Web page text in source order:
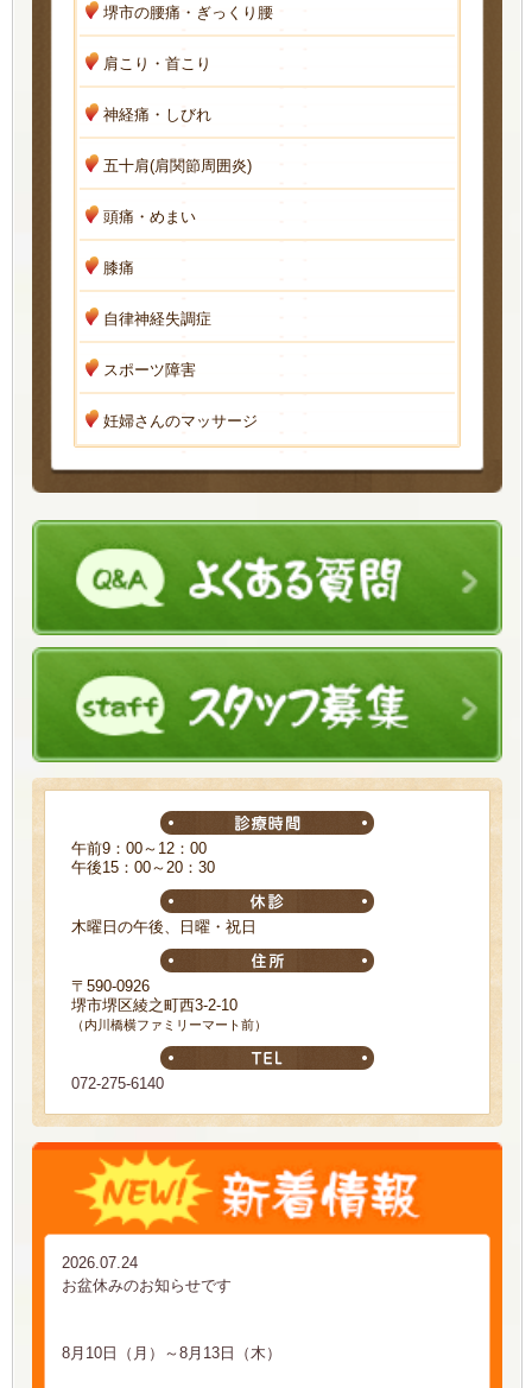
堺市の腰痛・ぎっくり腰
肩こり・首こり
神経痛・しびれ
五十肩(肩関節周囲炎)
頭痛・めまい
膝痛
自律神経失調症
スポーツ障害
妊婦さんのマッサージ
午前9：00～12：00
午後15：00～20：30
木曜日の午後、日曜・祝日
〒590-0926
堺市堺区綾之町西3-2-10
（内川橋横ファミリーマート前）
072-275-6140
2026.07.24
お盆休みのお知らせです
8月10日（月）～8月13日（木）